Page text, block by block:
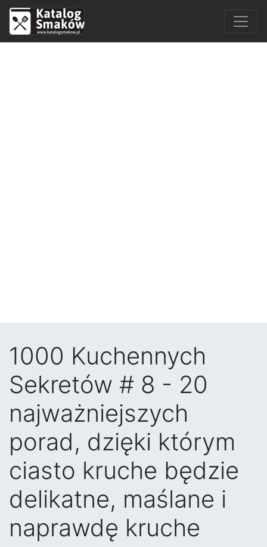
1000 Kuchennych
Sekretów # 8 - 20
najważniejszych
porad, dzięki którym
ciasto kruche będzie
delikatne, maślane i
naprawdę kruche